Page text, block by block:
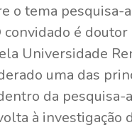
o tema pesquisa-
convidado é doutor
Universidade
uma das
da pesquisa-
à investigação